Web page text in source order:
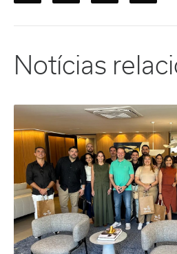
Notícias